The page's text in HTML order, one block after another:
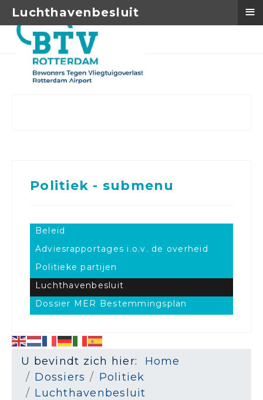
Politiek - submenu
Beleid
Adviesrapportages i.o.v. de overheid
Politieke partijen
Luchthavenbesluit
Dossier MER Bestemmingsplan
U bevindt zich hier: Home
Dossiers
Politiek
Luchthavenbesluit
Luchthavenbesluit ≡